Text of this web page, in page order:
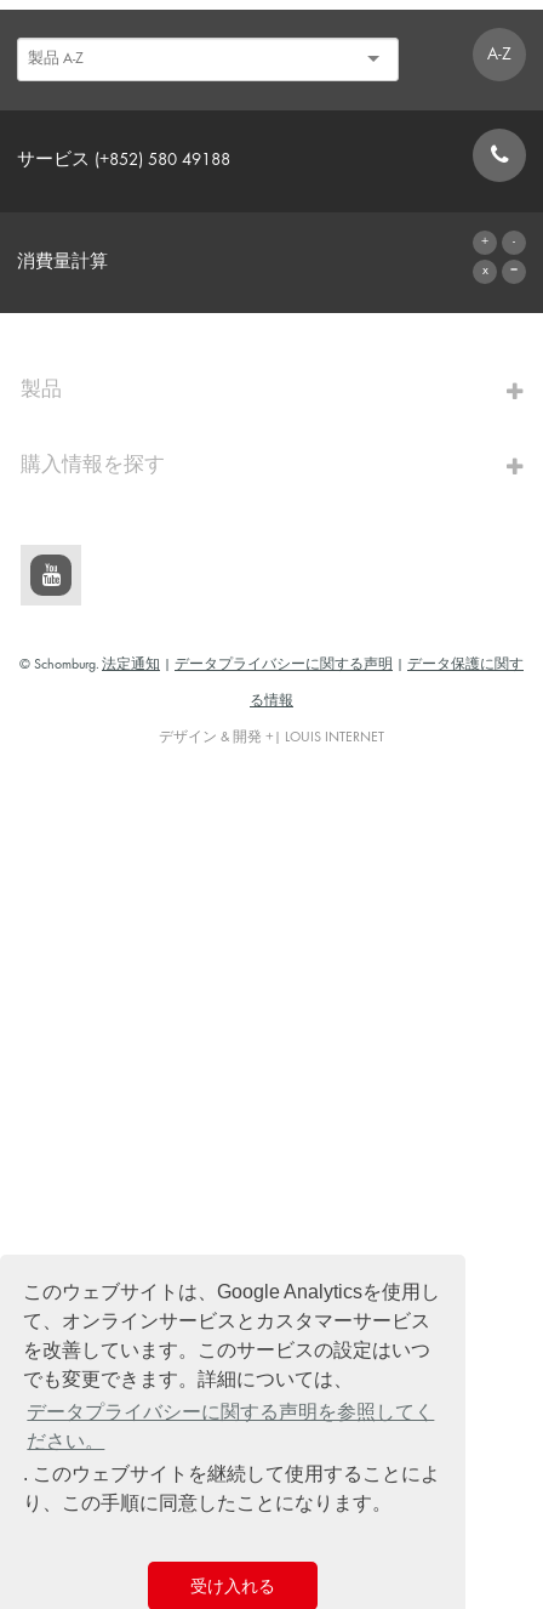
このウェブサイトは、Google Analyticsを使用し
て、オンラインサービスとカスタマーサービス
を改善しています。このサービスの設定はいつ
でも変更できます。詳細については、
データプライバシーに関する声明を参照してく
ださい。
. このウェブサイトを継続して使用することによ
り、この手順に同意したことになります。
受け入れる
A-Z
サービス (+852) 580 49188
消費量計算
製品
購入情報を探す
© Schomburg. 法定通知 データプライバシーに関する声明 データ保護に関す
る情報
デザイン & 開発 +| LOUIS INTERNET